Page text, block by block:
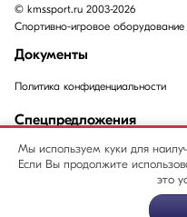
Мы используем куки для
Если Вы продолжите
это
© kmssport.ru 2003-2026
Спортивно-игровое оборудование
Документы
Политика конфиденциальности
Спецпредложения
Акции